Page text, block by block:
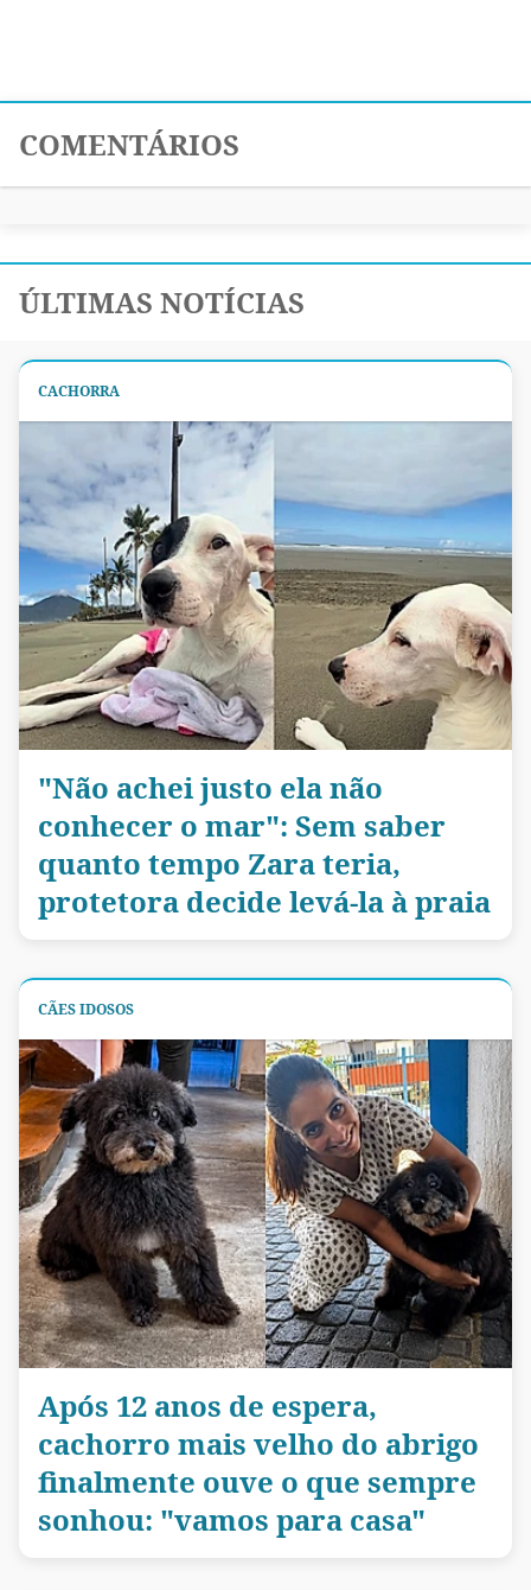
COMENTÁRIOS
ÚLTIMAS NOTÍCIAS
CACHORRA
"Não achei justo ela não
conhecer o mar": Sem saber
quanto tempo Zara teria,
protetora decide levá-la à praia
CÃES IDOSOS
Após 12 anos de espera,
cachorro mais velho do abrigo
finalmente ouve o que sempre
sonhou: "vamos para casa"